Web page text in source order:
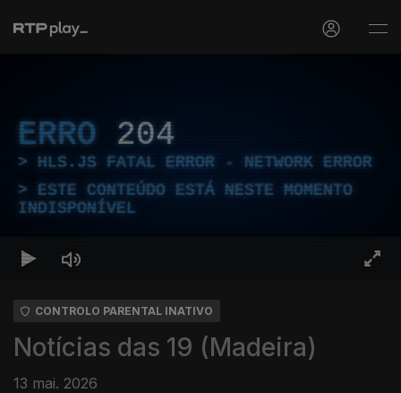
ERRO 204
HLS.JS FATAL ERROR - NETWORK ERROR
ESTE CONTEÚDO ESTÁ NESTE MOMENTO
INDISPONÍVEL
CONTROLO PARENTAL INATIVO
Notícias das 19 (Madeira)
13 mai. 2026